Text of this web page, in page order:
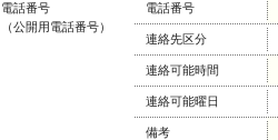
電話番号
（公開用電話番号）
電話番号
連絡先区分
連絡可能時間
連絡可能曜日
備考